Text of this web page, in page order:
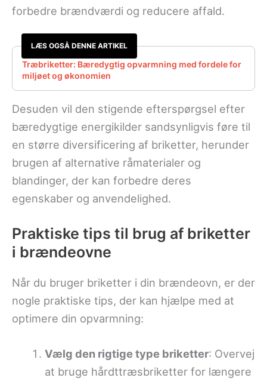
forbedre brændværdi og reducere affald.
LÆS OGSÅ DENNE ARTIKEL
Træbriketter: Bæredygtig opvarmning med fordele for
miljøet og økonomien
Desuden vil den stigende efterspørgsel efter
bæredygtige energikilder sandsynligvis føre til
en større diversificering af briketter, herunder
brugen af alternative råmaterialer og
blandinger, der kan forbedre deres
egenskaber og anvendelighed.
Praktiske tips til brug af briketter
i brændeovne
Når du bruger briketter i din brændeovn, er der
nogle praktiske tips, der kan hjælpe med at
optimere din opvarmning:
Vælg den rigtige type briketter: Overvej
at bruge hårdttræsbriketter for længere